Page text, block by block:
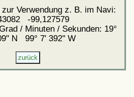
Verwendung z. B. im Navi:
-99,127579
/ Minuten / Sekunden: 19°
N 99° 7' 392'' W